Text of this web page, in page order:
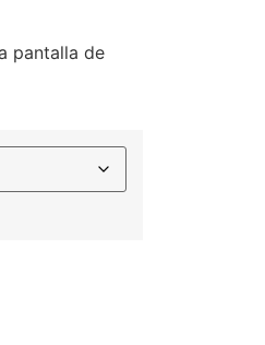
pantalla de